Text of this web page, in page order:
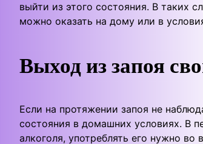
выйти из этого состояния. В таких
можно оказать на дому или в
Выход из запоя
Если на протяжении запоя не
состояния в домашних условиях. В
алкоголя, употреблять его нужно